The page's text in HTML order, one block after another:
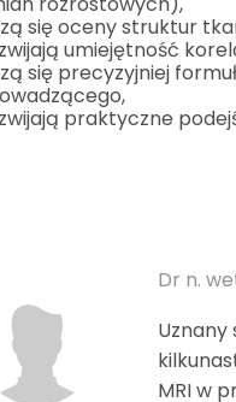
się oceny struktur
umiejętność
się precyzyjniej
praktyczne
Dr n.
MRI w